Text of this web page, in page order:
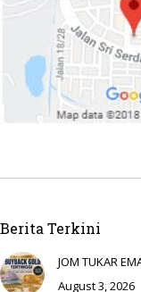
Berita Terkini
JOM TUKAR
August 3, 2026